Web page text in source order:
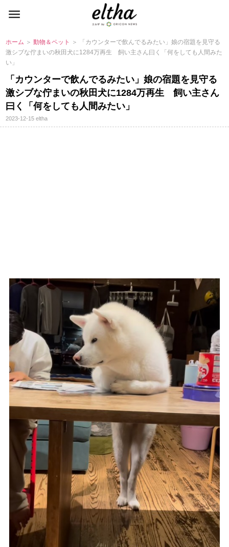
ホーム ＞動物＆ペット
＞ 「カウンターで飲んでるみたい」娘の宿題を見守る
激シブな佇まいの秋田犬に1284万再生 飼い主さん曰く「何をしても人間みた
い」
「カウンターで飲んでるみたい」娘の宿題を見守る
激シブな佇まいの秋田犬に1284万再生 飼い主さん
曰く「何をしても人間みたい」
2023-12-15eltha